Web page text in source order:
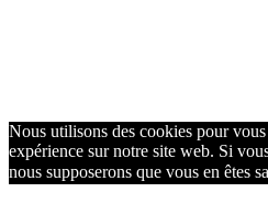
Nous utilisons des cookies pour
expérience sur notre site web. Si
nous supposerons que vous en êtes